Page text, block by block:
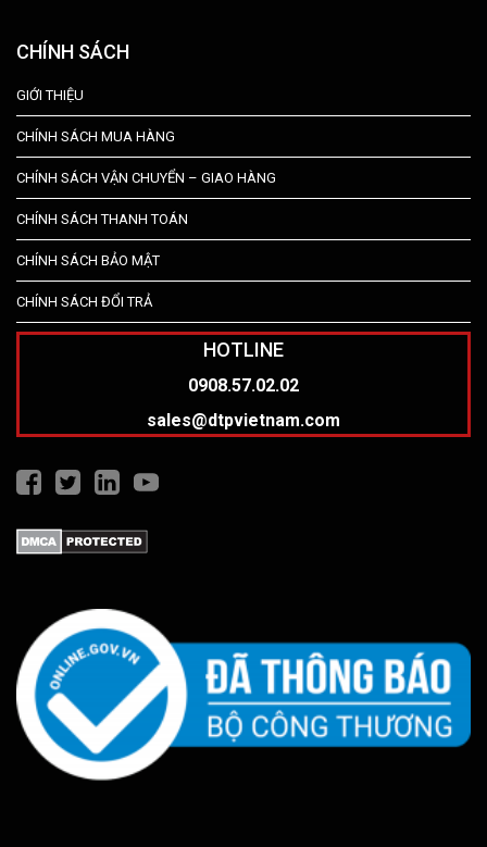
CHÍNH SÁCH
GIỚI THIỆU
CHÍNH SÁCH MUA HÀNG
CHÍNH SÁCH VẬN CHUYỂN – GIAO HÀNG
CHÍNH SÁCH THANH TOÁN
CHÍNH SÁCH BẢO MẬT
CHÍNH SÁCH ĐỔI TRẢ
HOTLINE
0908.57.02.02
sales@dtpvietnam.com